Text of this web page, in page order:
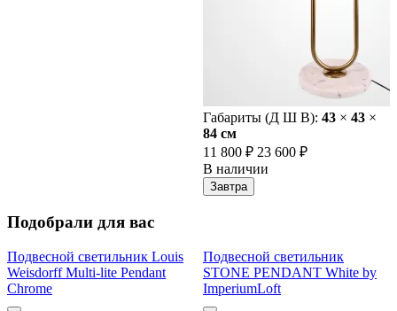
Габариты (Д Ш В): 43 × 43 ×
84 cм
11 800 ₽ 23 600 ₽
В наличии
Завтра
Подобрали для вас
Подвесной светильник Louis
Weisdorff Multi-lite Pendant
Chrome
Подвесной светильник
STONE PENDANT White by
ImperiumLoft